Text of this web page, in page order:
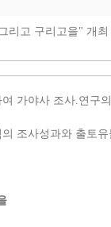
리고 구리고을" 개최
가야사 조사.연구
조사성과와 출토